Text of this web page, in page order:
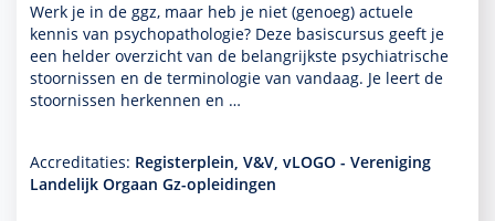
Werk je in de ggz, maar heb je niet (genoeg) actuele
kennis van psycho­patho­logie? Deze basis­cursus geeft je
een helder over­zicht van de belang­rijkste psychia­trische
stoor­nissen en de terminologie van vandaag. Je leert de
stoor­nissen herkennen en …
Accreditaties: Registerplein, V&V, vLOGO - Vereniging
Landelijk Orgaan Gz-opleidingen